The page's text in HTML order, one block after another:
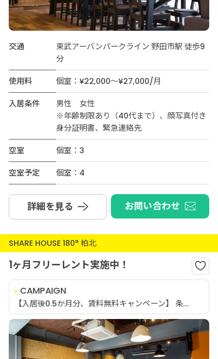
交通
東武アーバンパークライン 野田市駅 徒歩9
分
使用料
個室：¥22,000～¥27,000/月
入居条件
男性 女性
※年齢制限あり（40代まで）、顔写真付き
身分証明書、緊急連絡先
空室
個室：3
空室予定
個室：4
詳細を見る お問い合わせ
SHARE HOUSE 180° 柏北
1ヶ月フリーレント実施中！
CAMPAIGN
【入居後0.5か月分、賃料無料キャンペーン】 条...